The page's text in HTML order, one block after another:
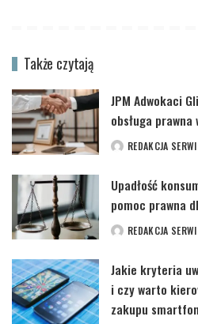
Także czytają
JPM Adwokaci
obsługa prawna
POSTEDREDAKCJA
Upadłość
pomoc prawna
POSTEDREDAKCJA
Jakie kryteria
i czy warto
zakupu